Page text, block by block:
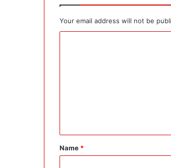
Your email address will not be
*
Name *